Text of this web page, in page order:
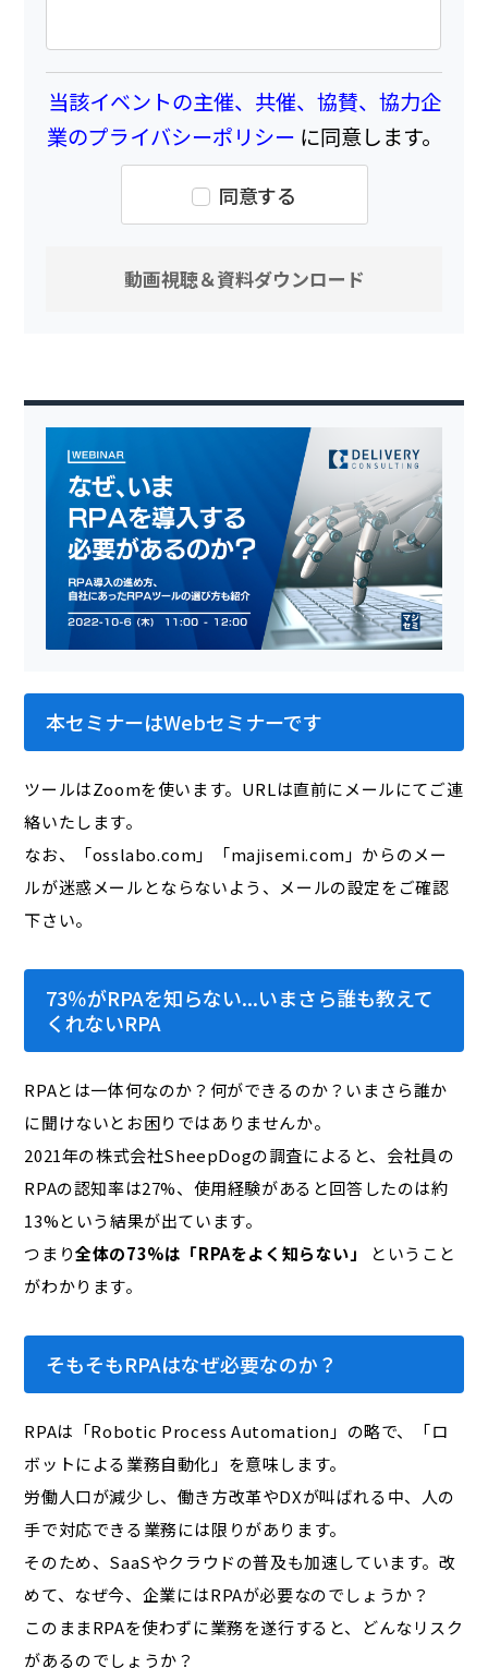
当該イベントの主催、共催、協賛、協力企
業のプライバシーポリシー に同意します。
同意する
本セミナーはWebセミナーです
ツールはZoomを使います。URLは直前にメールにてご連
絡いたします。
なお、「osslabo.com」「majisemi.com」からのメー
ルが迷惑メールとならないよう、メールの設定をご確認
下さい。
73％がRPAを知らない...いまさら誰も教えて
くれないRPA
RPAとは一体何なのか？何ができるのか？いまさら誰か
に聞けないとお困りではありませんか。
2021年の株式会社SheepDogの調査によると、会社員の
RPAの認知率は27%、使用経験があると回答したのは約
13%という結果が出ています。
つまり全体の73%は「RPAをよく知らない」
ということ
がわかります。
そもそもRPAはなぜ必要なのか？
RPAは「Robotic Process Automation」の略で、「ロ
ボットによる業務自動化」を意味します。
労働人口が減少し、働き方改革やDXが叫ばれる中、人の
手で対応できる業務には限りがあります。
そのため、SaaSやクラウドの普及も加速しています。改
めて、なぜ今、企業にはRPAが必要なのでしょうか？
このままRPAを使わずに業務を遂行すると、どんなリスク
があるのでしょうか？